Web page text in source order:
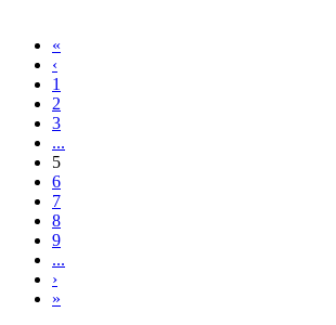
«
‹
1
2
3
...
5
6
7
8
9
...
›
»